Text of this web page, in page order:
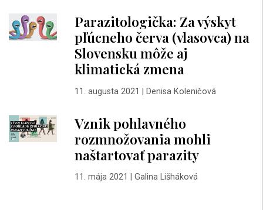
Parazitologička: Za výskyt
pľúcneho červa (vlasovca) na
Slovensku môže aj
klimatická zmena
11. augusta 2021 Denisa Koleničová
Vznik pohlavného
rozmnožovania mohli
naštartovať parazity
11. mája 2021 Galina Lišháková